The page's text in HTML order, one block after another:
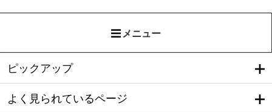
メニュー
ピックアップ
よく見られているページ